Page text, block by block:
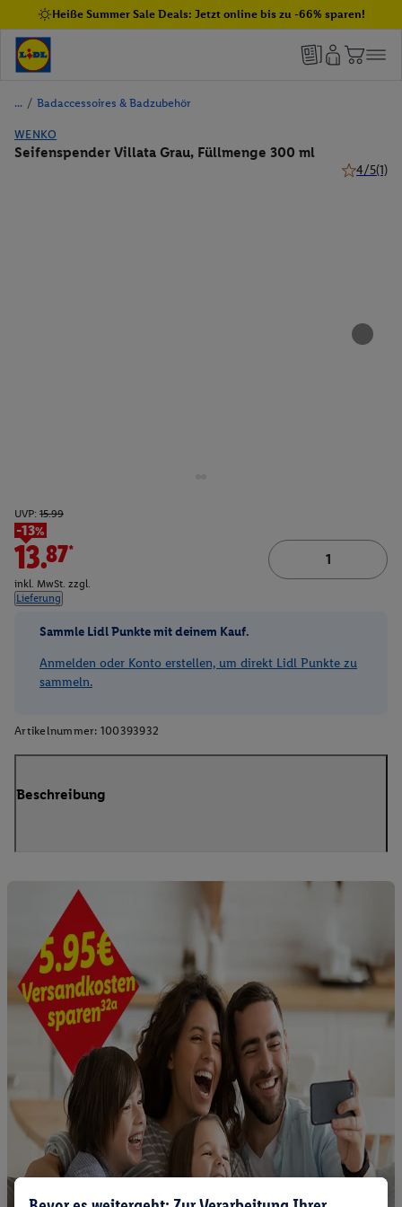
Heiße Summer Sale Deals: Jetzt online bis zu -66% sparen!
/ Badaccessoires & Badzubehör
WENKO
Seifenspender Villata Grau, Füllmenge 300 ml
4/5(1)
UVP: 15.99
-13%
13.87*
inkl. MwSt. zzgl.
Lieferung
Sammle Lidl Punkte mit deinem Kauf.
Anmelden oder Konto erstellen, um direkt Lidl Punkte zu
sammeln.
Artikelnummer: 100393932
Beschreibung